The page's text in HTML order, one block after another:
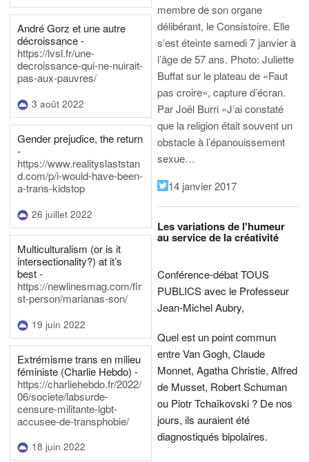
André Gorz et une autre
décroissance -
https://lvsl.fr/une-
decroissance-qui-ne-nuirait-
pas-aux-pauvres/
3 août 2022
Gender prejudice, the return
-
https://www.realityslaststan
d.com/p/i-would-have-been-
a-trans-kidstop
26 juillet 2022
Multiculturalism (or is it
intersectionality?) at it’s
best -
https://newlinesmag.com/fir
st-person/marianas-son/
19 juin 2022
Extrémisme trans en milieu
féministe (Charlie Hebdo) -
https://charliehebdo.fr/2022/
06/societe/labsurde-
censure-militante-lgbt-
accusee-de-transphobie/
18 juin 2022
membre de son organe
délibérant, le Consistoire. Elle
s’est éteinte samedi 7 janvier à
l’âge de 57 ans. Photo: Juliette
Buffat sur le plateau de «Faut
pas croire», capture d’écran.
Par Joël Burri «J’ai constaté
que la religion était souvent un
obstacle à l’épanouissement
sexue…
14 janvier 2017
Les variations de l'humeur
au service de la créativité
Conférence-débat TOUS
PUBLICS avec le Professeur
Jean-Michel Aubry,
Quel est un point commun
entre Van Gogh, Claude
Monnet, Agatha Christie, Alfred
de Musset, Robert Schuman
ou Piotr Tchaïkovski ? De nos
jours, ils auraient été
diagnostiqués bipolaires.